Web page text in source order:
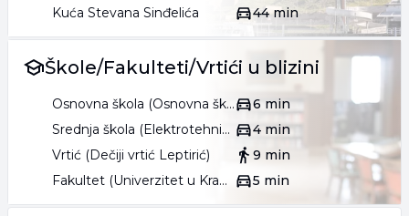
Kuća Stevana Sinđelića
44 min
Škole/Fakulteti/Vrtići u blizini
Osnovna škola (Osnovna škola Boško Đuričić)
6 min
Srednja škola (Elektrotehnička i građevinska škola Nikola Tesla)
4 min
Vrtić (Dečiji vrtić Leptirić)
9 min
Fakultet (Univerzitet u Kragujevcu Fakultet pedagoških nauka u Jagodini)
5 min